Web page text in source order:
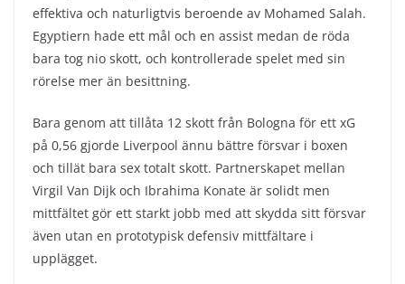
effektiva och naturligtvis beroende av Mohamed Salah.
Egyptiern hade ett mål och en assist medan de röda
bara tog nio skott, och kontrollerade spelet med sin
rörelse mer än besittning.
Bara genom att tillåta 12 skott från Bologna för ett xG
på 0,56 gjorde Liverpool ännu bättre försvar i boxen
och tillät bara sex totalt skott. Partnerskapet mellan
Virgil Van Dijk och Ibrahima Konate är solidt men
mittfältet gör ett starkt jobb med att skydda sitt försvar
även utan en prototypisk defensiv mittfältare i
upplägget.